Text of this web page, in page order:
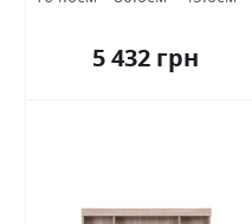
5 432 грн